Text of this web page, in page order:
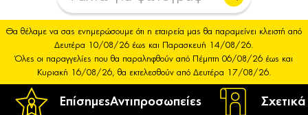
ΕπίσημεςΑντιπροσωπείες
Θα θέλαμε να σας ενημερώσουμε ότι η εταιρεία μας θα παραμείνει κλειστή από
Δευτέρα 10/08/26 έως και Παρασκευή 14/08/26.
Όλες οι παραγγελίες που θα παραληφθούν από Πέμπτη 06/08/26 έως και
Κυριακή 16/08/26, θα εκτελεσθούν από Δευτέρα 17/08/26.